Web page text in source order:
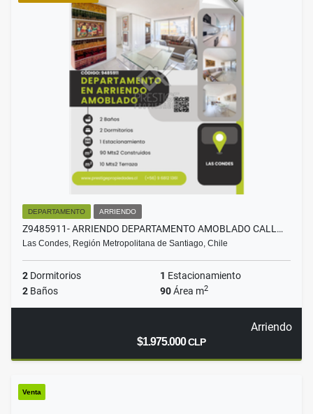
DEPARTAMENTO ARRIENDO
Z9485911- ARRIENDO DEPARTAMENTO AMOBLADO CALL…
Las Condes, Región Metropolitana de Santiago, Chile
2 Dormitorios 1 Estacionamiento
2 Baños 90Área m2
Arriendo
$1.975.000CLP
Venta